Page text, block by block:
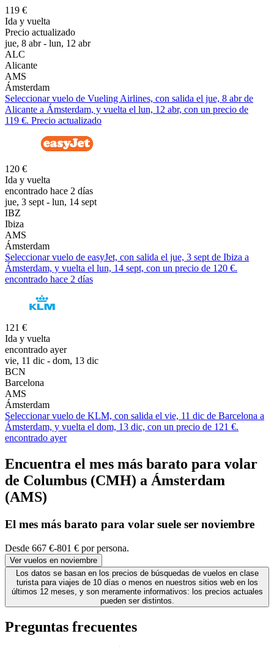
119 €
Ida y vuelta
Precio actualizado
jue, 8 abr - lun, 12 abr
ALC
Alicante
AMS
Ámsterdam
Seleccionar vuelo de Vueling Airlines, con salida el jue, 8 abr de
Alicante a Ámsterdam, y vuelta el lun, 12 abr, con un precio de
119 €. Precio actualizado
120 €
Ida y vuelta
encontrado hace 2 días
jue, 3 sept - lun, 14 sept
IBZ
Ibiza
AMS
Ámsterdam
Seleccionar vuelo de easyJet, con salida el jue, 3 sept de Ibiza a
Ámsterdam, y vuelta el lun, 14 sept, con un precio de 120 €.
encontrado hace 2 días
121 €
Ida y vuelta
encontrado ayer
vie, 11 dic - dom, 13 dic
BCN
Barcelona
AMS
Ámsterdam
Seleccionar vuelo de KLM, con salida el vie, 11 dic de Barcelona a
Ámsterdam, y vuelta el dom, 13 dic, con un precio de 121 €.
encontrado ayer
Encuentra el mes más barato para volar
de Columbus (CMH) a Ámsterdam
(AMS)
El mes más barato para volar suele ser noviembre
Desde 667 €-801 € por persona.
Ver vuelos en noviembre
Los datos se basan en los precios de búsquedas de vuelos en clase
turista para viajes de 10 días o menos en nuestros sitios web en los
últimos 12 meses, y son meramente informativos: los precios actuales
pueden ser distintos.
Preguntas frecuentes